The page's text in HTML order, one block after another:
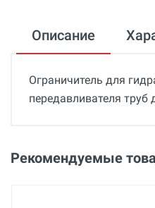
Описание
Ограничитель для
передавливателя труб
36 месяцев
Оценка
Рекомендуемые